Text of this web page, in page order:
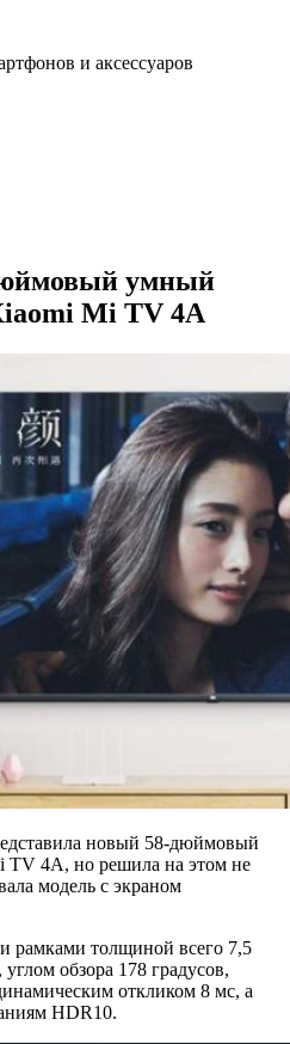
и аксессуаров
умный
Mi TV 4A
новый 58-дюймовый
4A, но решила на этом не
модель с экраном
рамками толщиной всего 7,5
обзора 178 градусов,
откликом 8 мс, а
HDR10.